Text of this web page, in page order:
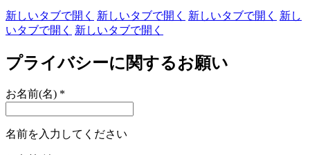
新しいタブで開く 新しいタブで開く 新しいタブで開く
新し
いタブで開く
新しいタブで開く
プライバシーに関するお願い
お名前(名) *
名前を入力してください